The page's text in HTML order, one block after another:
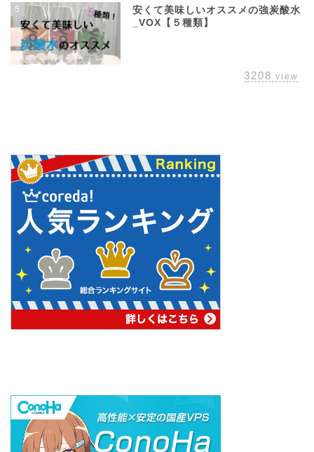
5
安くて美味しいオススメの強炭酸水
_VOX【５種類】
3208 view